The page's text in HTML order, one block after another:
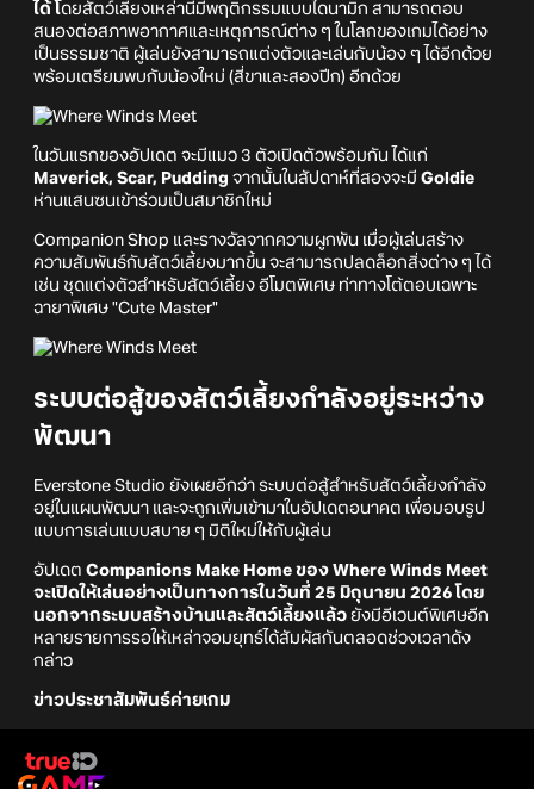
ได้ โดยสัตว์เลี้ยงเหล่านี้มีพฤติกรรมแบบไดนามิก สามารถตอบ
สนองต่อสภาพอากาศและเหตุการณ์ต่าง ๆ ในโลกของเกมได้อย่าง
เป็นธรรมชาติ ผู้เล่นยังสามารถแต่งตัวและเล่นกับน้อง ๆ ได้อีกด้วย
พร้อมเตรียมพบกับน้องใหม่ (สี่ขาและสองปีก) อีกด้วย
ในวันแรกของอัปเดต จะมีแมว 3 ตัวเปิดตัวพร้อมกัน ได้แก่
Maverick, Scar, Pudding จากนั้นในสัปดาห์ที่สองจะมี Goldie
ห่านแสนซนเข้าร่วมเป็นสมาชิกใหม่
Companion Shop และรางวัลจากความผูกพัน เมื่อผู้เล่นสร้าง
ความสัมพันธ์กับสัตว์เลี้ยงมากขึ้น จะสามารถปลดล็อกสิ่งต่าง ๆ ได้
เช่น ชุดแต่งตัวสำหรับสัตว์เลี้ยง อีโมตพิเศษ ท่าทางโต้ตอบเฉพาะ
ฉายาพิเศษ "Cute Master"
ระบบต่อสู้ของสัตว์เลี้ยงกำลังอยู่ระหว่าง
พัฒนา
Everstone Studio ยังเผยอีกว่า ระบบต่อสู้สำหรับสัตว์เลี้ยงกำลัง
อยู่ในแผนพัฒนา และจะถูกเพิ่มเข้ามาในอัปเดตอนาคต เพื่อมอบรูป
แบบการเล่นแบบสบาย ๆ มิติใหม่ให้กับผู้เล่น
อัปเดต Companions Make Home ของ Where Winds Meet
จะเปิดให้เล่นอย่างเป็นทางการในวันที่ 25 มิถุนายน 2026 โดย
นอกจากระบบสร้างบ้านและสัตว์เลี้ยงแล้ว ยังมีอีเวนต์พิเศษอีก
หลายรายการรอให้เหล่าจอมยุทธ์ได้สัมผัสกันตลอดช่วงเวลาดัง
กล่าว
ข่าวประชาสัมพันธ์ค่ายเกม